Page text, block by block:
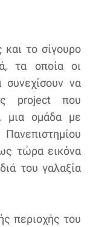
και το σίγουρο
τα οποία οι
συνεχίσουν να
project που
μια ομάδα με
τώρα εικόνα
του γαλαξία
περιοχής του